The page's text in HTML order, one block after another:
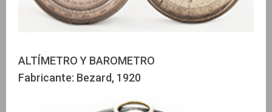
ALTÍMETRO Y BAROMETRO
Fabricante: Bezard, 1920